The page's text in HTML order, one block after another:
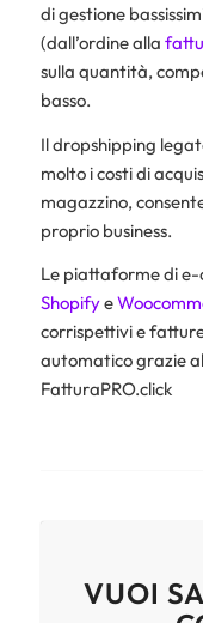
di gestione
(dall’ordine alla
sulla quantità,
basso.
Il dropshipping
molto i costi di
magazzino,
proprio business.
Le piattaforme di
Shopifye
corrispettivi e
automatico grazie
FatturaPRO.click
VUOI